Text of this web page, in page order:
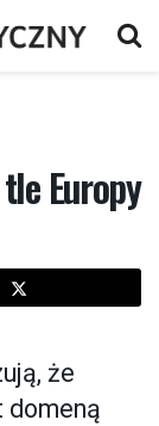
Europy
że
domeną